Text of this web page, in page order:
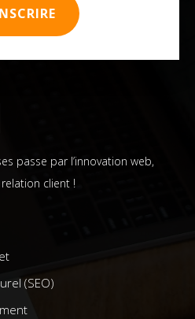
passe par l’innovation web,
client !
(SEO)